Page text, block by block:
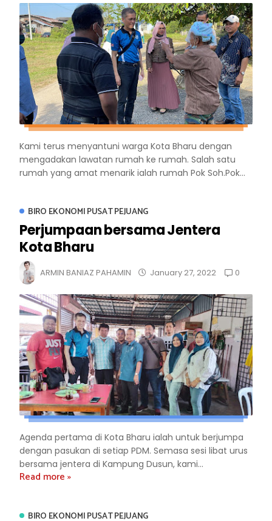
Kami terus menyantuni warga Kota Bharu dengan
mengadakan lawatan rumah ke rumah. Salah satu
rumah yang amat menarik ialah rumah Pok Soh.Pok...
BIRO EKONOMI PUSAT PEJUANG
Perjumpaan bersama Jentera
Kota Bharu
ARMIN BANIAZ PAHAMIN January 27, 2022 0
Agenda pertama di Kota Bharu ialah untuk berjumpa
dengan pasukan di setiap PDM. Semasa sesi libat urus
bersama jentera di Kampung Dusun, kami...
Read more »
BIRO EKONOMI PUSAT PEJUANG